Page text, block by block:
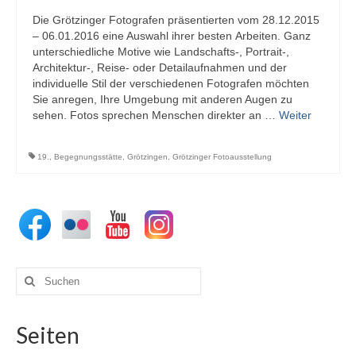
Die Grötzinger Fotografen präsentierten vom 28.12.2015
– 06.01.2016 eine Auswahl ihrer besten Arbeiten. Ganz
unterschiedliche Motive wie Landschafts-, Portrait-,
Architektur-, Reise- oder Detailaufnahmen und der
individuelle Stil der verschiedenen Fotografen möchten
Sie anregen, Ihre Umgebung mit anderen Augen zu
sehen. Fotos sprechen Menschen direkter an … Weiter
19. Begegnungsstätte Grötzingen Grötzinger Fotoausstellung
Suchen
nach:
Seiten